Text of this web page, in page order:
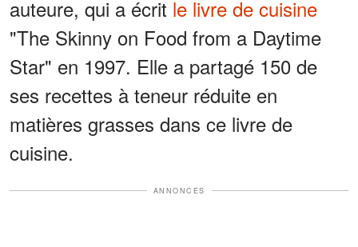
auteure, qui a écrit le livre de cuisine
"The Skinny on Food from a Daytime
Star" en 1997. Elle a partagé 150 de
ses recettes à teneur réduite en
matières grasses dans ce livre de
cuisine.
ANNONCES